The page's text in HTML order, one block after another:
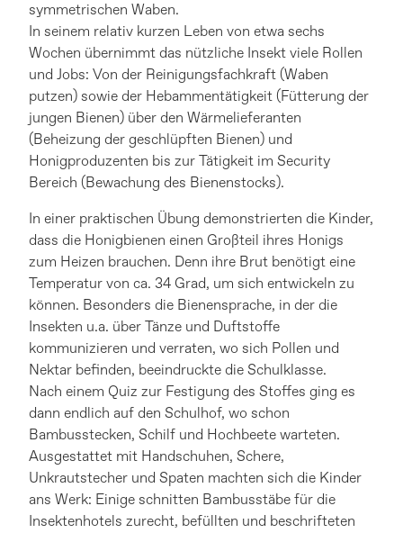
symmetrischen Waben.
In seinem relativ kurzen Leben von etwa sechs
Wochen übernimmt das nützliche Insekt viele Rollen
und Jobs: Von der Reinigungsfachkraft (Waben
putzen) sowie der Hebammentätigkeit (Fütterung der
jungen Bienen) über den Wärmelieferanten
(Beheizung der geschlüpften Bienen) und
Honigproduzenten bis zur Tätigkeit im Security
Bereich (Bewachung des Bienenstocks).
In einer praktischen Übung demonstrierten die Kinder,
dass die Honigbienen einen Großteil ihres Honigs
zum Heizen brauchen. Denn ihre Brut benötigt eine
Temperatur von ca. 34 Grad, um sich entwickeln zu
können. Besonders die Bienensprache, in der die
Insekten u.a. über Tänze und Duftstoffe
kommunizieren und verraten, wo sich Pollen und
Nektar befinden, beeindruckte die Schulklasse.
Nach einem Quiz zur Festigung des Stoffes ging es
dann endlich auf den Schulhof, wo schon
Bambusstecken, Schilf und Hochbeete warteten.
Ausgestattet mit Handschuhen, Schere,
Unkrautstecher und Spaten machten sich die Kinder
ans Werk: Einige schnitten Bambusstäbe für die
Insektenhotels zurecht, befüllten und beschrifteten